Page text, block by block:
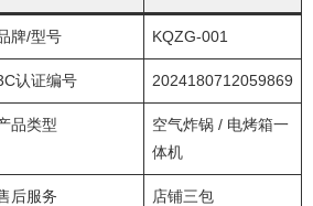
牌/型号 KQZG-001
认证编号 2024180712059869
品类型
空气炸锅 / 电烤箱一
体机
后服务 店铺三包